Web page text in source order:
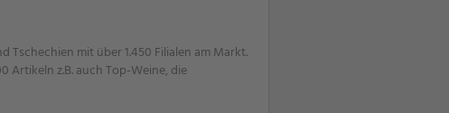
mit über 1.450 Filialen am Markt.
z.B. auch Top-Weine, die